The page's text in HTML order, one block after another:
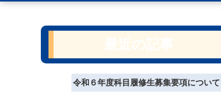
令和６年度科目履修生募集要項について